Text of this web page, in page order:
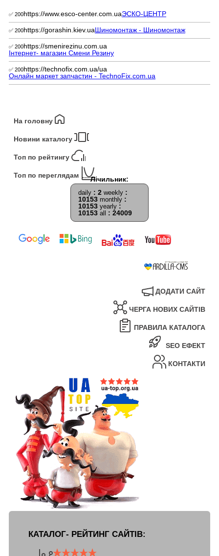
✅ 200https://www.esco-center.com.uaЭСКО-ЦЕНТР
✅ 200https://gorashin.kiev.uaШиномонтаж - Шиномонтаж
✅ 200https://smenirezinu.com.ua
Інтернет- магазин Смени Резину
✅ 200https://technofix.com.ua/ua
Онлайн маркет запчастин - TechnoFix.com.ua
На головну
Новини каталогу
Топ по рейтингу
Топ по переглядам
daily : 2 weekly :
10153 monthly :
10153 yearly :
10153 all : 24009
ДОДАТИ САЙТ
ЧЕРГА НОВИХ САЙТІВ
ПРАВИЛА КАТАЛОГА
SEO ЕФЕКТ
КОНТАКТИ
КАТАЛОГ- РЕЙТИНГ САЙТІВ: